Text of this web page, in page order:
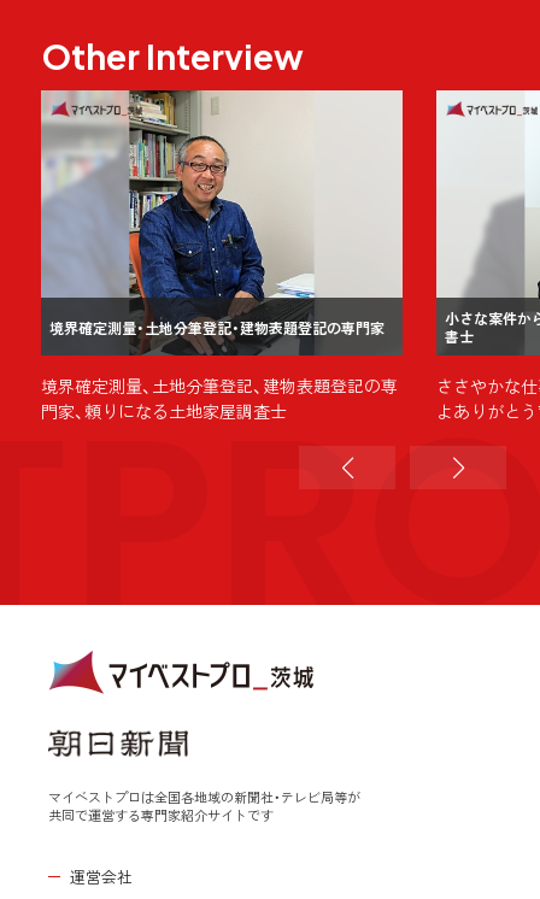
Other Interview
境界確定測量・土地分筆登記・建物表題登記の専門家
境界確定測量、土地分筆登記、建物表題登記の専
門家、頼りになる土地家屋調査士
小さな案件か
書士
ささやかな
よありがと
マイベストプロは全国各地域の新聞社・テレビ局等が
共同で運営する専門家紹介サイトです
運営会社